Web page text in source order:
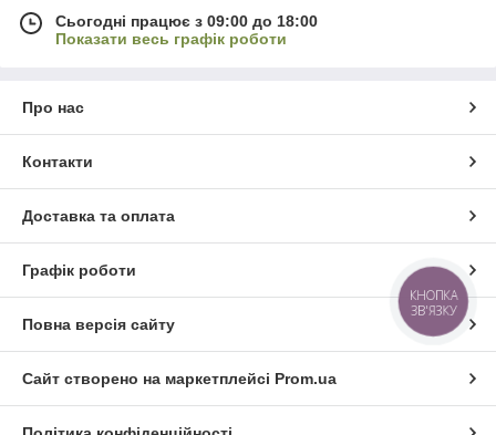
Сьогодні працює з 09:00 до 18:00
Показати весь графік роботи
Про нас
Контакти
Доставка та оплата
Графік роботи
Повна версія сайту
Сайт створено на маркетплейсі Prom.ua
КНОПКА
ЗВ'ЯЗКУ